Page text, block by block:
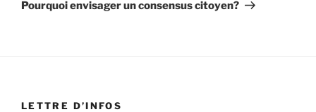
Pourquoi envisager un consensus citoyen?
LETTRE D’INFOS